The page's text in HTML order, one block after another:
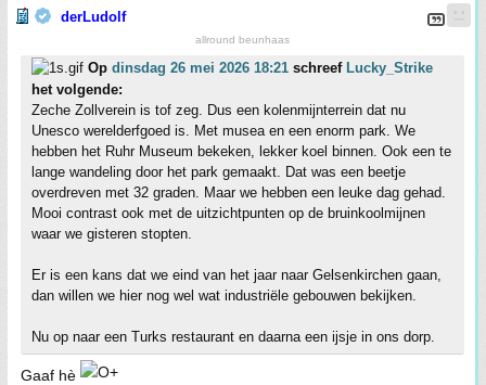
derLudolf
allround beunhaas
Op dinsdag 26 mei 2026 18:21 schreef Lucky_Strike
het volgende:
Zeche Zollverein is tof zeg. Dus een kolenmijnterrein dat nu
Unesco werelderfgoed is. Met musea en een enorm park. We
hebben het Ruhr Museum bekeken, lekker koel binnen. Ook een te
lange wandeling door het park gemaakt. Dat was een beetje
overdreven met 32 graden. Maar we hebben een leuke dag gehad.
Mooi contrast ook met de uitzichtpunten op de bruinkoolmijnen
waar we gisteren stopten.
Er is een kans dat we eind van het jaar naar Gelsenkirchen gaan,
dan willen we hier nog wel wat industriële gebouwen bekijken.
Nu op naar een Turks restaurant en daarna een ijsje in ons dorp.
Gaaf hè